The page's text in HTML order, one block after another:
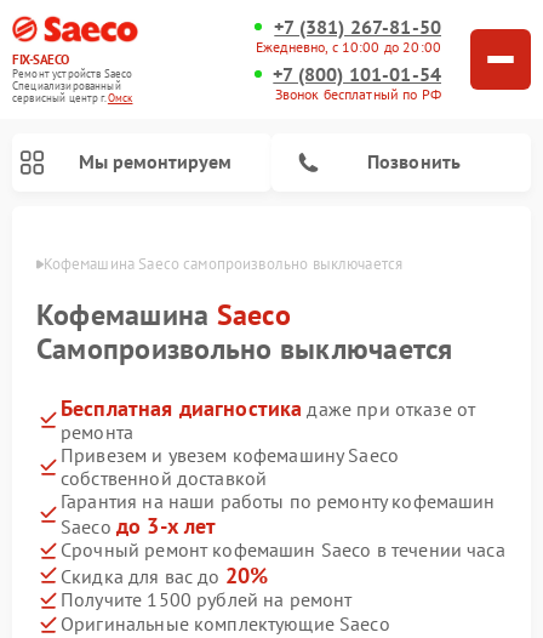
FIX-SAECO
Ремонт устройств Saeco
Специализированный
cервисный центр г.Омск
+7 (381) 267-81-50
Ежедневно, с 10:00 до 20:00
+7 (800) 101-01-54
Звонок бесплатный по РФ
Мы ремонтируем Позвонить
Кофемашина Saeco самопроизвольно выключается
Кофемашина Saeco
Самопроизвольно выключается
Бесплатная диагностика даже при отказе от
ремонта
Привезем и увезем кофемашину Saeco
собственной доставкой
Гарантия на наши работы по ремонту кофемашин
Saeco до 3-х лет
Срочный ремонт кофемашин Saeco в течении часа
Скидка для вас до 20%
Получите 1500 рублей на ремонт
Оригинальные комплектующие Saeco